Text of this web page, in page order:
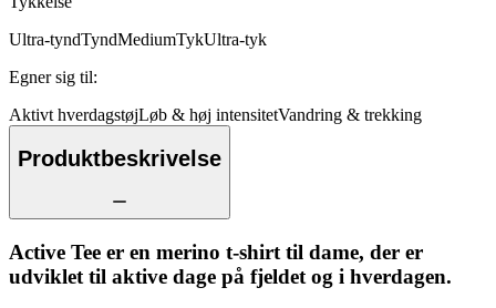
Ultra-tyndTyndMediumTykUltra-tyk
Egner sig til:
Aktivt hverdagstøjLøb & høj intensitetVandring & trekking
Produktbeskrivelse
Active Tee er en merino t-shirt til dame, der er
udviklet til aktive dage på fjeldet og i hverdagen.